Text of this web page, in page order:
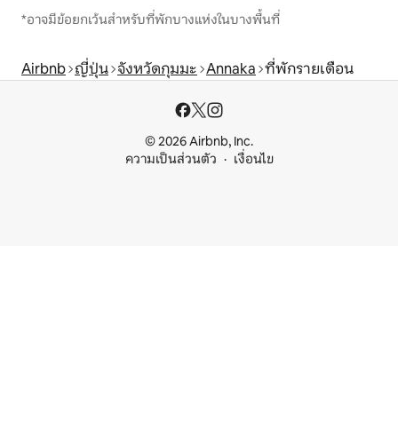
*อาจมีข้อยกเว้นสำหรับที่พักบางแห่งในบางพื้นที่
Airbnb ญี่ปุ่น จังหวัดกุมมะ Annaka ที่พักรายเดือน
© 2026 Airbnb, Inc.
ความเป็นส่วนตัว
เงื่อนไข